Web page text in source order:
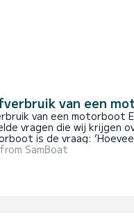
van een
van een motorboot Eén van de
vragen die wij krijgen
is de vraag:
Deze vraag is van
niet bij de huurprijs
SamBoat